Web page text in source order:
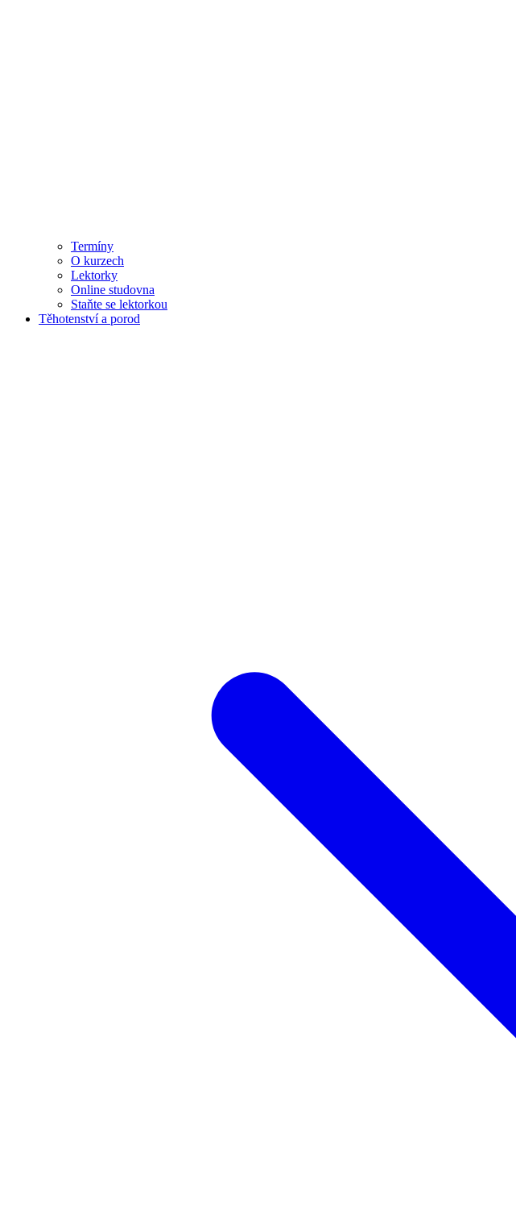
Termíny
O kurzech
Lektorky
Online studovna
Staňte se lektorkou
Těhotenství a porod